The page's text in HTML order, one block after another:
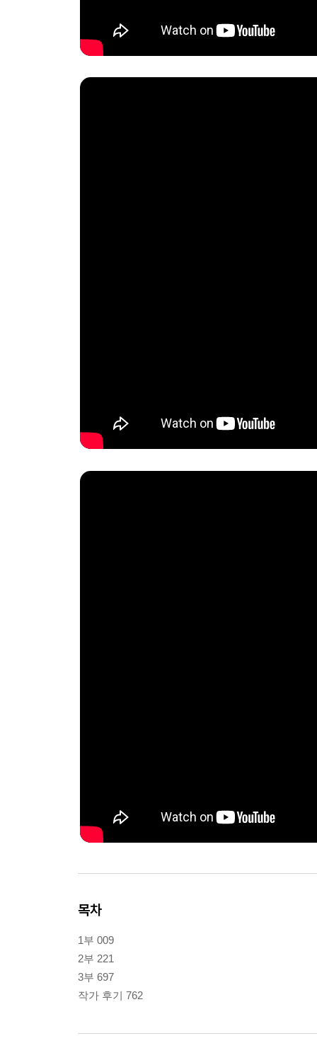
목차
1부 009
2부 221
3부 697
작가 후기 762